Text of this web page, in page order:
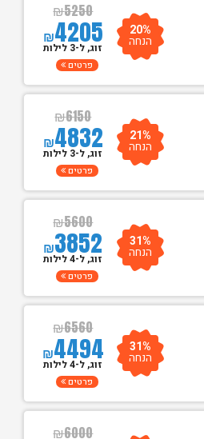
₪5250
₪4205 20%
הנחה זוג, ל-3 לילות
פרטים
₪6150
₪4832 21%
הנחה זוג, ל-3 לילות
פרטים
₪5600
₪3852 31%
הנחה זוג, ל-4 לילות
פרטים
₪6560
₪4494 31%
הנחה זוג, ל-4 לילות
פרטים
₪6000